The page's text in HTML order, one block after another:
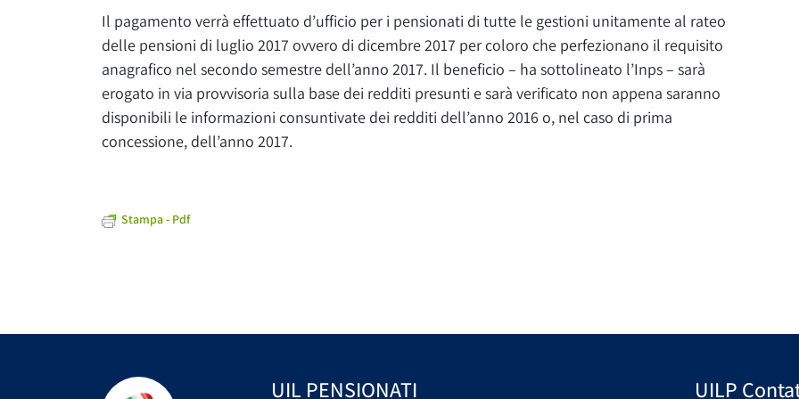
Il pagamento verrà effettuato d’ufficio per i pensionati di tutte le gestioni unitamente al rateo
delle pensioni di luglio 2017 ovvero di dicembre 2017 per coloro che perfezionano il requisito
anagrafico nel secondo semestre dell’anno 2017. Il beneficio – ha sottolineato l’Inps – sarà
erogato in via provvisoria sulla base dei redditi presunti e sarà verificato non appena saranno
disponibili le informazioni consuntivate dei redditi dell’anno 2016 o, nel caso di prima
concessione, dell’anno 2017.
Stampa - Pdf
UIL PENSIONATI UILP